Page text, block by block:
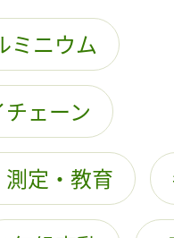
ミニウム
ェーン
定・教育